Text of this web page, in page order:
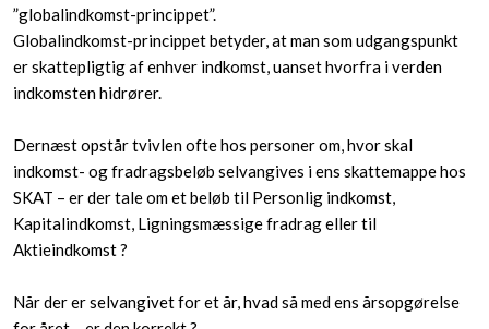
”globalindkomst-princippet”.
Globalindkomst-princippet betyder, at man som udgangspunkt
er skattepligtig af enhver indkomst, uanset hvorfra i verden
indkomsten hidrører.
Dernæst opstår tvivlen ofte hos personer om, hvor skal
indkomst- og fradragsbeløb selvangives i ens skattemappe hos
SKAT – er der tale om et beløb til Personlig indkomst,
Kapitalindkomst, Ligningsmæssige fradrag eller til
Aktieindkomst ?
Når der er selvangivet for et år, hvad så med ens årsopgørelse